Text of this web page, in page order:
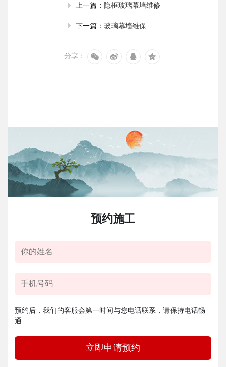
预约施工
预约后，我们的客服会第一时间与您电话联系，请保持电话畅
通
立即申请预约
上一篇： 隐框玻璃幕墙维修
下一篇： 玻璃幕墙维保
分享：